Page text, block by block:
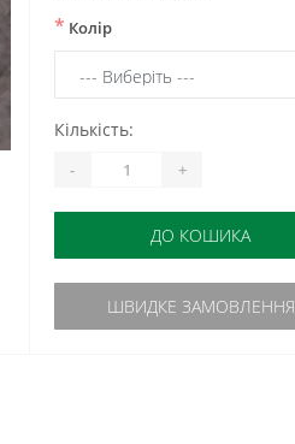
* Колір
Кількість:
- +
ДО КОШИКА
ШВИДКЕ ЗАМОВЛЕННЯ